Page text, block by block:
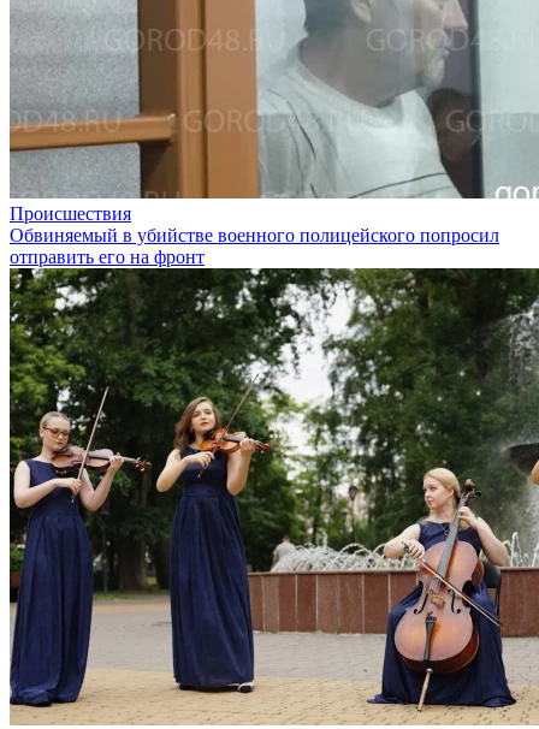
Происшествия
Обвиняемый в убийстве военного полицейского попросил
отправить его на фронт